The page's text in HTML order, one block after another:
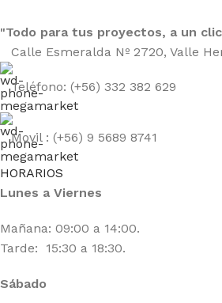
"Todo para tus proyectos, a un
Calle Esmeralda Nº 2720, Valle
Teléfono: (+56) 332 382 629
Movil : (+56) 9 5689 8741
HORARIOS
Lunes a Viernes
Mañana: 09:00 a 14:00.
Tarde: 15:30 a 18:30.
Sábado